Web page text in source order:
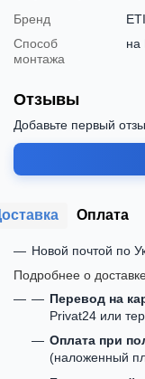
Бренд
ETI
Способ
монтажа
на
Отзывы
Добавьте первый
Оплата
Новой почтой по
Подробнее о
Перевод на
Privat24 или
Оплата при
(наложенный